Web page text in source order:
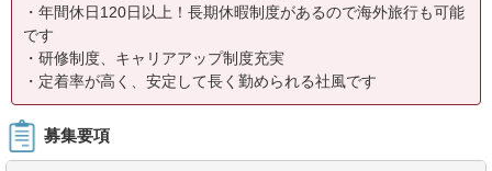
・年間休日120日以上！長期休暇制度があるので海外旅行も可能
です
・研修制度、キャリアアップ制度充実
・定着率が高く、安定して長く勤められる社風です
募集要項